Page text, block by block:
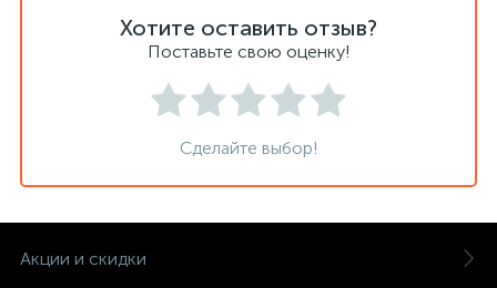
Хотите оставить отзыв?
Поставьте свою оценку!
Сделайте выбор!
Акции и скидки